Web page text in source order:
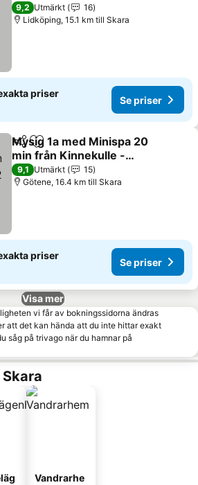
9,2 Utmärkt
16
Lidköping, 15.1 km till Skara
priser
Se priser
Dela Lägg till i Mina Favoriter
Mysig 1a med Minispa 20
min från Kinnekulle -
minst 2 nätter
9,1 Utmärkt
15
Götene, 16.4 km till Skara
priser
Se priser
Visa mer
vi får av bokningssidorna ändras
att det kan hända att du inte hittar exakt
såg på trivago när du hamnar på
Vandrarhe